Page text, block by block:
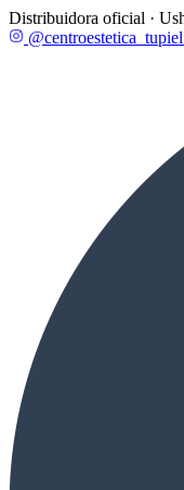
Distribuidora oficial ·
@centroestetica_tupiel